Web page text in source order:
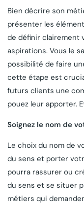
Bien décrire son
présenter les
de définir clairement
aspirations. Vous le
possibilité de faire
cette étape est
futurs clients une
pouez leur apporter.
Soignez le nom de
Le choix du nom de
du sens et porter
pourra rassurer ou
du sens et se situer
métiers qui